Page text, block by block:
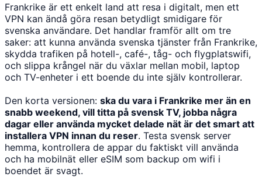
Frankrike är ett enkelt land att resa i digitalt, men ett
VPN kan ändå göra resan betydligt smidigare för
svenska användare. Det handlar framför allt om tre
saker: att kunna använda svenska tjänster från Frankrike,
skydda trafiken på hotell-, café-, tåg- och flygplatswifi,
och slippa krångel när du växlar mellan mobil, laptop
och TV-enheter i ett boende du inte själv kontrollerar.
Den korta versionen: ska du vara i Frankrike mer än en
snabb weekend, vill titta på svensk TV, jobba några
dagar eller använda mycket delade nät är det smart att
installera VPN innan du reser. Testa svensk server
hemma, kontrollera de appar du faktiskt vill använda
och ha mobilnät eller eSIM som backup om wifi i
boendet är svagt.